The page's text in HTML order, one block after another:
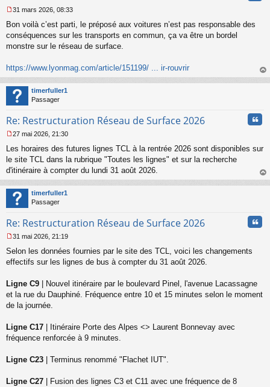
e
s
s
e
n
o
n
l
31 mars 2026, 08:33
Bon voilà c’est parti, le préposé aux voitures n’est pas responsable des
conséquences sur les transports en commun, ça va être un bordel
monstre sur le réseau de surface.
https://www.lyonmag.com/article/151199/ ... ir-rouvrir
au
timerfuller1
Passager
Re: Restructuration Réseau de Surface 2026
e
s
s
g
e
n
n
u
27 mai 2026, 21:30
Les horaires des futures lignes TCL à la rentrée 2026 sont disponibles sur
le site TCL dans la rubrique "Toutes les lignes" et sur la recherche
d'itinéraire à compter du lundi 31 août 2026.
au
timerfuller1
Passager
Re: Restructuration Réseau de Surface 2026
e
s
g
e
n
n
l
u
31 mai 2026, 21:19
Selon les données fournies par le site des TCL, voici les changements
effectifs sur les lignes de bus à compter du 31 août 2026.
Ligne C9 | Nouvel itinéraire par le boulevard Pinel, l'avenue Lacassagne
et la rue du Dauphiné. Fréquence entre 10 et 15 minutes selon le moment
de la journée.
Ligne C17 | Itinéraire Porte des Alpes <> Laurent Bonnevay avec
fréquence renforcée à 9 minutes.
Ligne C23 | Terminus renommé "Flachet IUT".
Ligne C27 | Fusion des lignes C3 et C11 avec une fréquence de 8